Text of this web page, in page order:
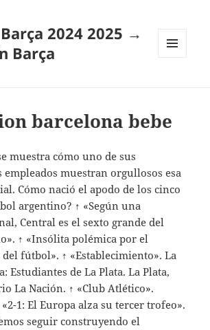
2024 2025 →
Barça
barcelona bebe
muestra cómo uno de sus
empleados muestran orgullosos esa
Cómo nació el apodo de los cinco
argentino? ↑ «Según una
Central es el sexto grande del
↑ «Insólita polémica por el
del fútbol». ↑ «Establecimiento». La
Estudiantes de La Plata. La Plata,
La Nación. ↑ «Club Atlético».
1: El Europa alza su tercer trofeo».
seguir construyendo el